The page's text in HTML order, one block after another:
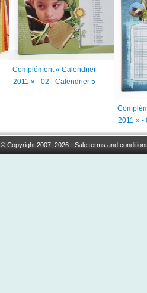
Complément « Calendrier
2011 » - 02 - Calendrier 5
2011 » -
© Copyright 2007, 2026 -Sale terms and